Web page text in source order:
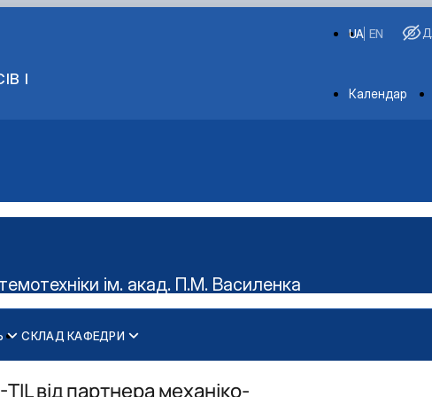
І
EN
UA
Календар
ім. акад. П.М. Василенка
СКЛАД КАФЕДРИ
від партнера механіко-